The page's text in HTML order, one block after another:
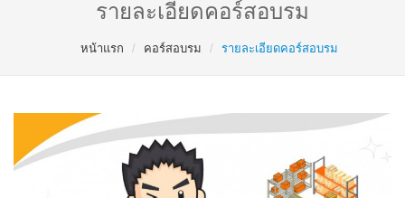
รายละเอียดคอร์สอบรม
หน้าแรก คอร์สอบรม รายละเอียดคอร์สอบรม